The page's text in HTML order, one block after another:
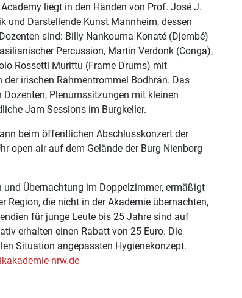
liegt in den Händen von Prof. José J.
und Darstellende Kunst Mannheim, dessen
sind: Billy Nankouma Konaté (Djembé)
Percussion, Martin Verdonk (Conga),
Rossetti Murittu (Frame Drums) mit
irischen Rahmentrommel Bodhrán. Das
Plenumssitzungen mit kleinen
Jam Sessions im Burgkeller.
beim öffentlichen Abschlusskonzert der
open air auf dem Gelände der Burg Nienborg
Übernachtung im Doppelzimmer, ermäßigt
Region, die nicht in der Akademie übernachten,
für junge Leute bis 25 Jahre sind auf
erhalten einen Rabatt von 25 Euro. Die
Situation angepassten Hygienekonzept.
nrw.de